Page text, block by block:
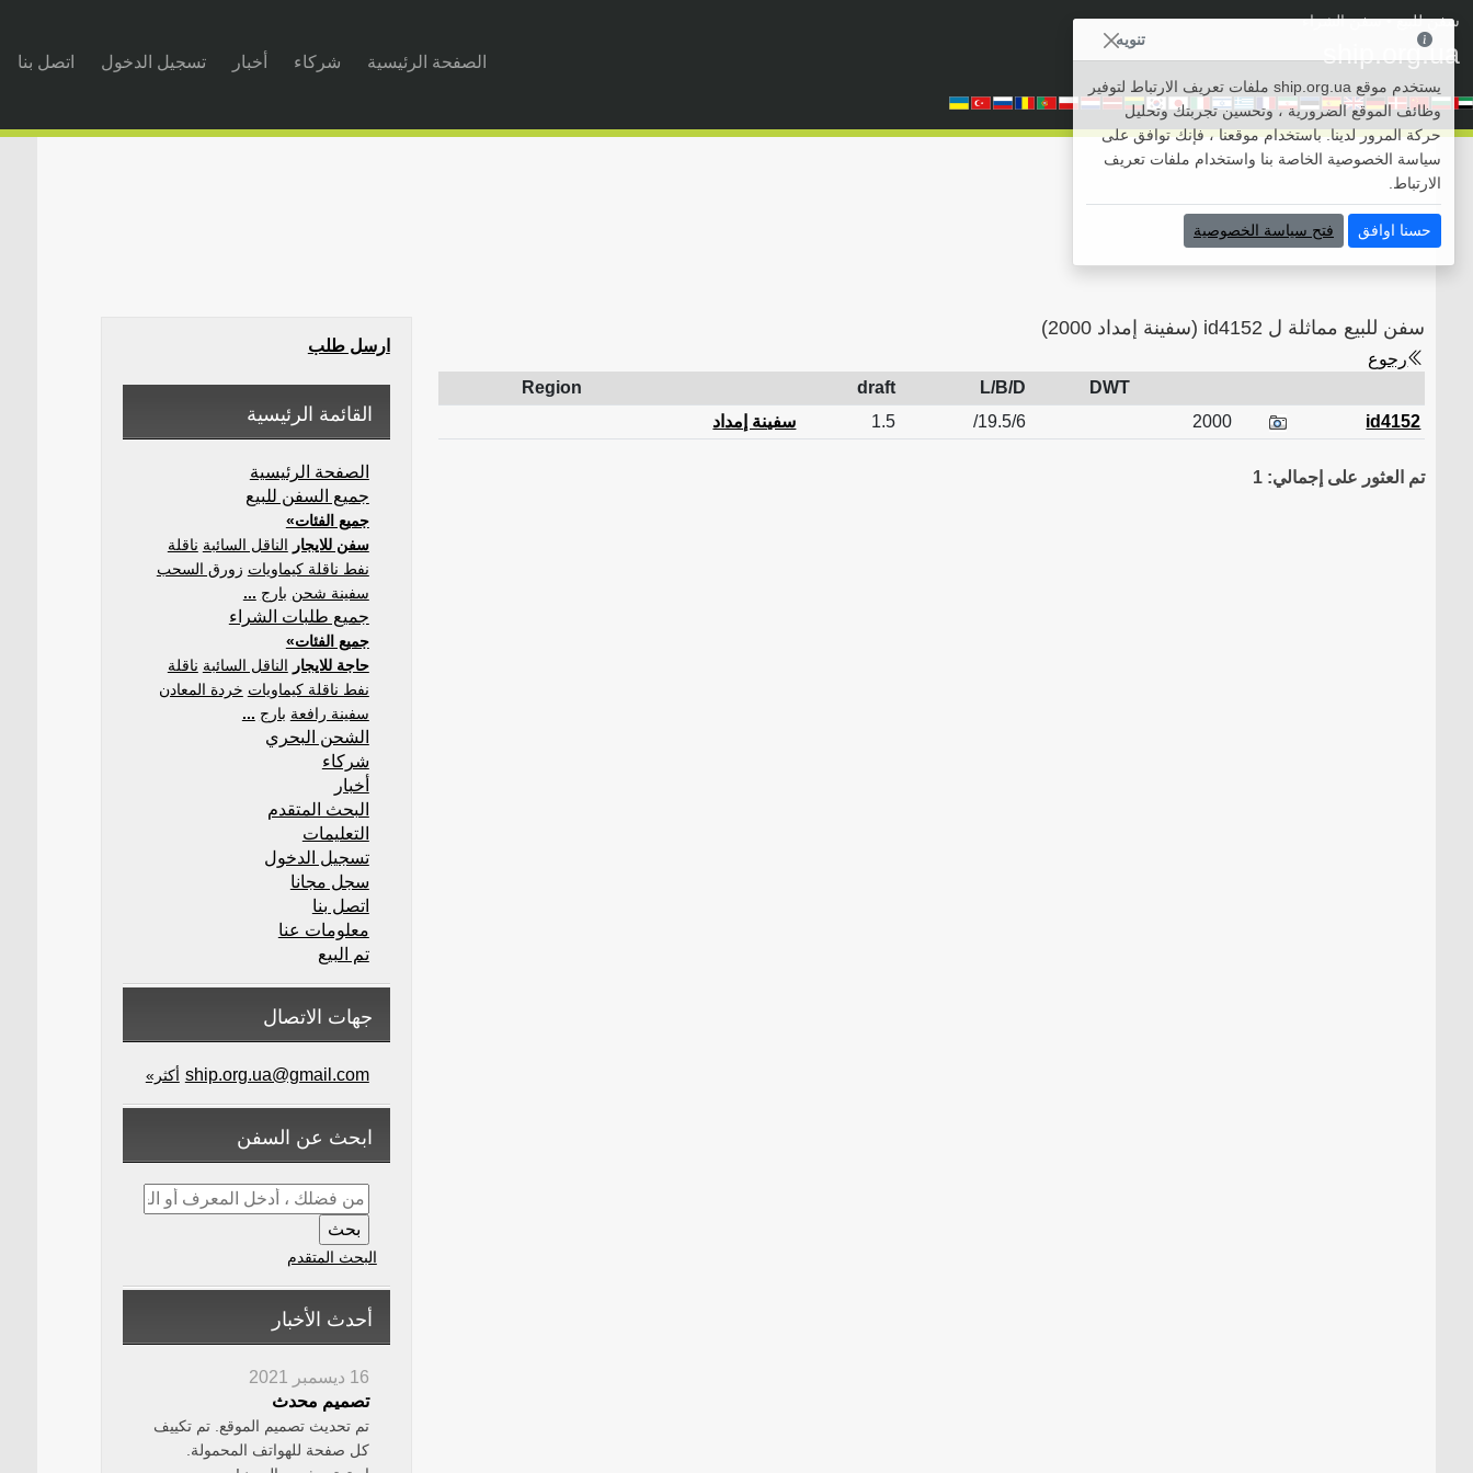
سفن للبيع• سفن الشراء
ship.org.ua الصفحة الرئيسية شركاء أخبار تسجيل الدخول اتصل بنا
سفن للبيع مماثلة ل id4152 (سفينة إمداد 2000)
رجوع
DWT
L/B/D
draft
Region
id4152
2000
19.5/6/
1.5 سفينة إمداد
تم العثور على إجمالي: 1
ارسل طلب
القائمة الرئيسية
الصفحة الرئيسية
جميع السفن للبيع
جميع الفئات»
سفن للايجار الناقل السائبة ناقلة
نفط ناقلة كيماويات زورق السحب
سفينة شحن بارج ...
جميع طلبات الشراء
جميع الفئات»
حاجة للايجار الناقل السائبة ناقلة
نفط ناقلة كيماويات خردة المعادن
سفينة رافعة بارج ...
الشحن البحري
شركاء
أخبار
البحث المتقدم
التعليمات
تسجيل الدخول
سجل مجانا
اتصل بنا
معلومات عنا
تم البيع
جهات الاتصال
ship.org.ua@gmail.com أكثر»
ابحث عن السفن
البحث المتقدم
أحدث الأخبار
16 ديسمبر 2021
تصميم محدث
تم تحديث تصميم الموقع. تم تكييف
كل صفحة للهواتف المحمولة.
تنويه
يستخدم موقع ship.org.ua ملفات تعريف الارتباط لتوفير
وظائف الموقع الضرورية ، وتحسين تجربتك وتحليل
حركة المرور لدينا. باستخدام موقعنا ، فإنك توافق على
سياسة الخصوصية الخاصة بنا واستخدام ملفات تعريف
الارتباط.
حسنا اوافق فتح سياسة الخصوصية